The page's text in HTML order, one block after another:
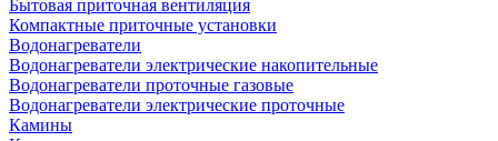
Бытовая приточная вентиляция
Компактные приточные установки
Водонагреватели
Водонагреватели электрические накопительные
Водонагреватели проточные газовые
Водонагреватели электрические проточные
Камины